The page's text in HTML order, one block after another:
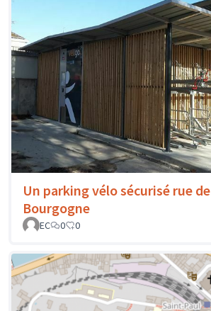
Un parking vélo sécurisé rue de
Bourgogne
EC
0 0